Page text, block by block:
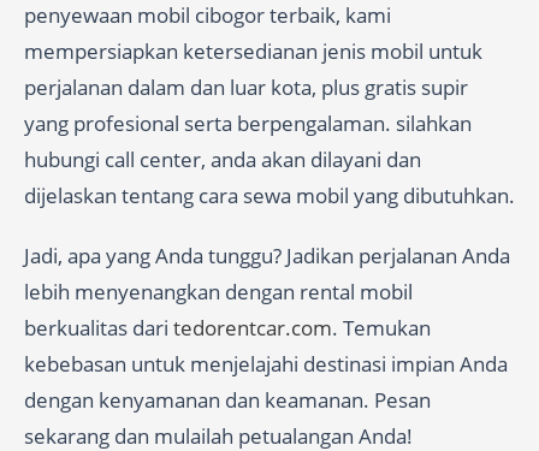
penyewaan mobil cibogor terbaik, kami
mempersiapkan ketersedianan jenis mobil untuk
perjalanan dalam dan luar kota, plus gratis supir
yang profesional serta berpengalaman. silahkan
hubungi call center, anda akan dilayani dan
dijelaskan tentang cara sewa mobil yang dibutuhkan.
Jadi, apa yang Anda tunggu? Jadikan perjalanan Anda
lebih menyenangkan dengan rental mobil
berkualitas dari tedorentcar.com. Temukan
kebebasan untuk menjelajahi destinasi impian Anda
dengan kenyamanan dan keamanan. Pesan
sekarang dan mulailah petualangan Anda!